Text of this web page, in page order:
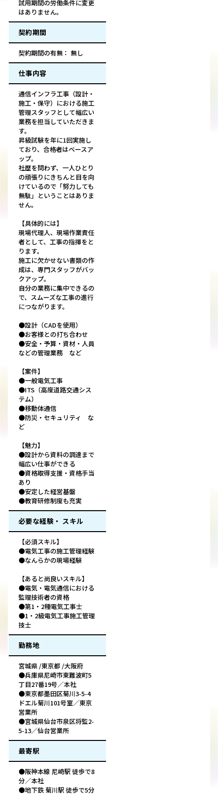
試用期間の労働条件に変更
はありません。
契約期間
契約期間の有無： 無し
仕事内容
通信インフラ工事（設計・
施工・保守）における施工
管理スタッフとして幅広い
業務を担当していただきま
す。
昇級試験を年に1回実施し
ており、合格者はベースア
ップ。
社歴を問わず、一人ひとり
の頑張りにきちんと目を向
けているので「努力しても
無駄」ということはありま
せん。
【具体的には】
現場代理人、現場作業責任
者として、工事の指揮をと
ります。
施工に欠かせない書類の作
成は、専門スタッフがバッ
クアップ。
自分の業務に集中できるの
で、スムーズな工事の進行
につながります。
●設計（CADを使用）
●お客様との打ち合わせ
●安全・予算・資材・人員
などの管理業務 など
【案件】
●一般電気工事
●ITS（高度道路交通シス
テム）
●移動体通信
●防災・セキュリティ な
ど
【魅力】
●設計から資料の調達まで
幅広い仕事ができる
●資格取得支援・資格手当
あり
●安定した経営基盤
●教育研修制度も充実
必要な経験・ スキル
【必須スキル】
●電気工事の施工管理経験
●なんらかの現場経験
【あると尚良いスキル】
●電気・電気通信における
監理技術者の資格
●第1・2種電気工事士
●1・2級電気工事施工管理
技士
勤務地
宮城県 /東京都 /大阪府
●兵庫県尼崎市東難波町5
丁目27番19号／本社
●東京都墨田区菊川3-5-4
ドエル菊川101号室／東京
営業所
●宮城県仙台市泉区将監2-
5-13／仙台営業所
最寄駅
●阪神本線 尼崎駅 徒歩で8
分／本社
●地下鉄 菊川駅 徒歩で5分